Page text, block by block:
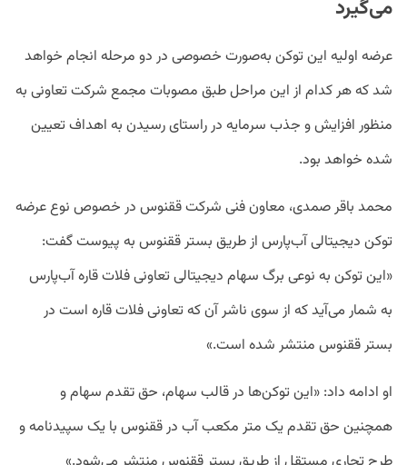
می‌گیرد
عرضه اولیه این توکن به‌صورت خصوصی در دو مرحله انجام خواهد
شد که هر کدام از این مراحل طبق مصوبات مجمع شرکت تعاونی به
منظور افزایش و جذب سرمایه در راستای رسیدن به اهداف تعیین
شده خواهد بود.
محمد باقر صمدی، معاون فنی شرکت ققنوس در خصوص نوع عرضه
توکن دیجیتالی آب‌پارس از طریق بستر ققنوس به پیوست گفت:
«این توکن به نوعی برگ سهام دیجیتالی تعاونی فلات قاره آب‌پارس
به شمار می‌آید که از سوی ناشر آن که تعاونی فلات قاره است در
بستر ققنوس منتشر شده است.»
او ادامه داد: «این توکن‌ها در قالب سهام، حق تقدم سهام و
همچنین حق تقدم یک متر مکعب آب در ققنوس با یک سپیدنامه و